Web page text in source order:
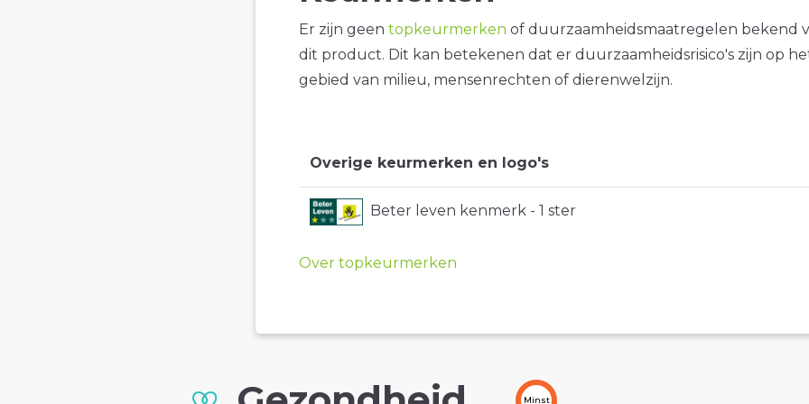
Er zijn geen topkeurmerken of duurzaamheidsmaatregelen bekend
dit product. Dit kan betekenen dat er duurzaamheidsrisico's zijn op
gebied van milieu, mensenrechten of dierenwelzijn.
Overige keurmerken en logo's
Beter leven kenmerk - 1 ster
Over topkeurmerken
Minst